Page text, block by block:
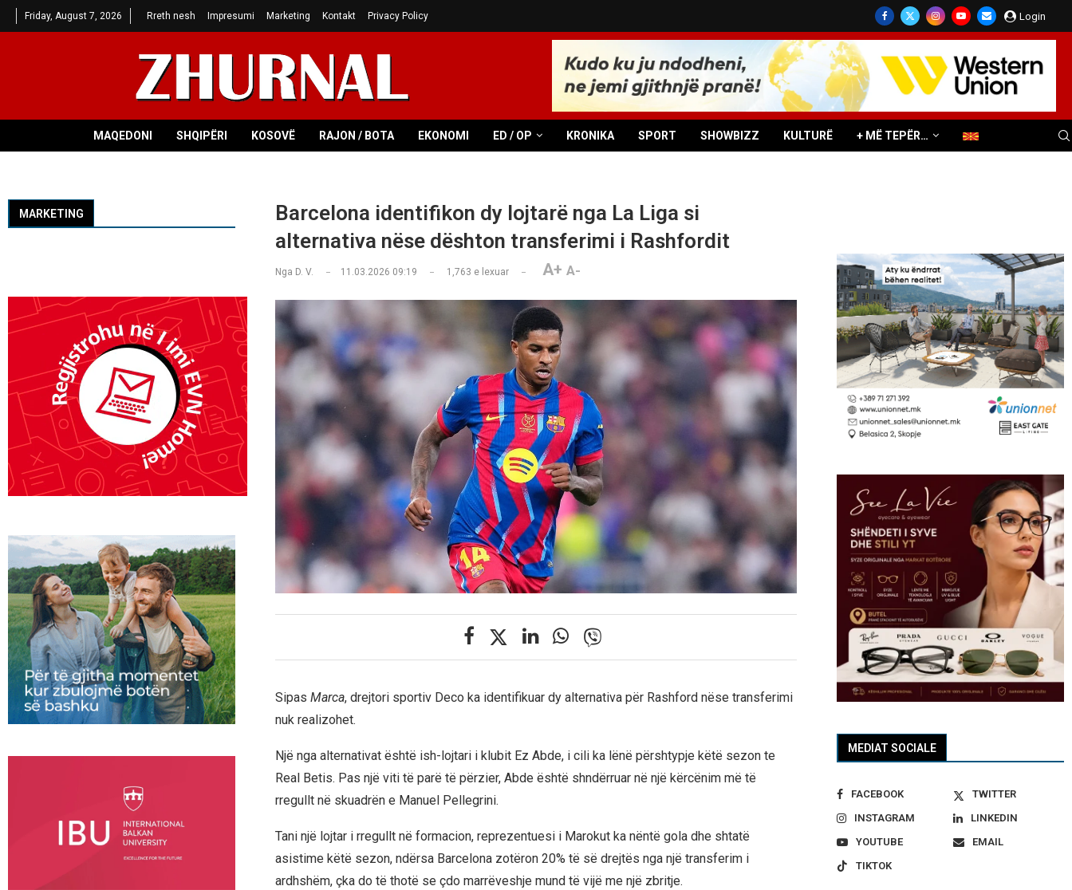
Friday, August 7, 2026 Rreth nesh Impresumi Marketing Kontakt Privacy Policy Login
MAQEDONI SHQIPËRI KOSOVË RAJON / BOTA EKONOMI ED / OP KRONIKA SPORT SHOWBIZZ KULTURË + MË TEPËR…
Barcelona identifikon dy lojtarë nga La Liga si
alternativa nëse dështon transferimi i Rashfordit
Nga D. V. 11.03.2026 09:19 1,763 e lexuar A+ A-
Sipas Marca, drejtori sportiv Deco ka identifikuar dy alternativa për Rashford nëse transferimi
nuk realizohet.
Një nga alternativat është ish-lojtari i klubit Ez Abde, i cili ka lënë përshtypje këtë sezon te
Real Betis. Pas një viti të parë të përzier, Abde është shndërruar në një kërcënim më të
rregullt në skuadrën e Manuel Pellegrini.
Tani një lojtar i rregullt në formacion, reprezentuesi i Marokut ka nëntë gola dhe shtatë
asistime këtë sezon, ndërsa Barcelona zotëron 20% të së drejtës nga një transferim i
ardhshëm, çka do të thotë se çdo marrëveshje mund të vijë me një zbritje.
MEDIAT SOCIALE
FACEBOOK
TWITTER
INSTAGRAM
LINKEDIN
YOUTUBE
EMAIL
TIKTOK
MARKETING